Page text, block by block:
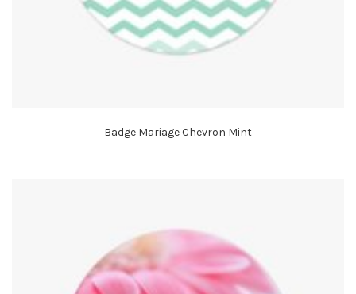
Badge Mariage Chevron Mint